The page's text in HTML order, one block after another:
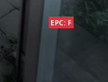
EPC: F